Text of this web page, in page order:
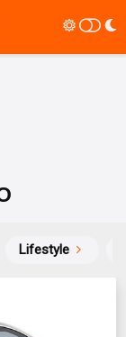
Lifestyle